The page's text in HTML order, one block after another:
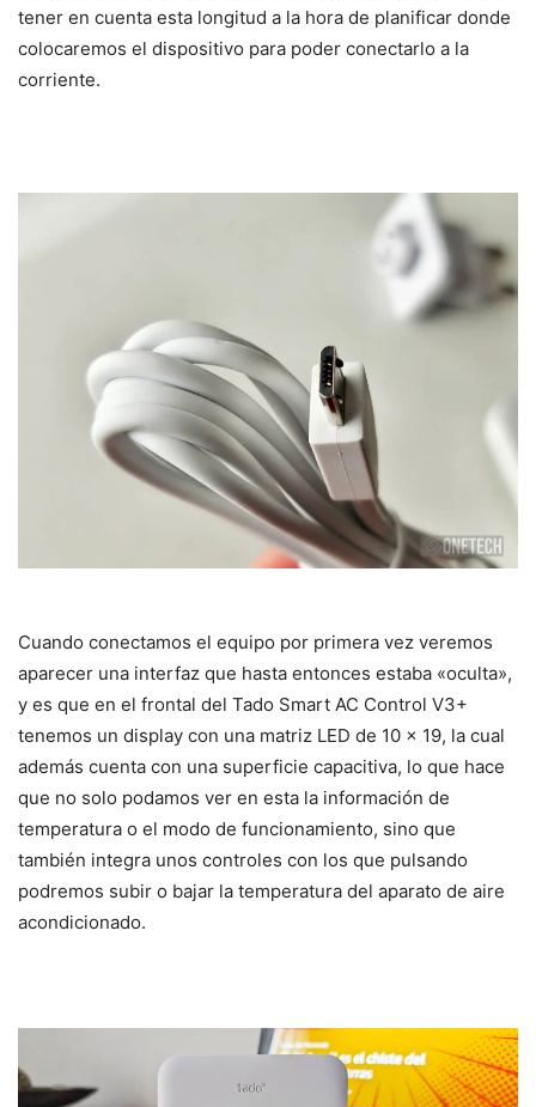
tener en cuenta esta longitud a la hora de planificar donde
colocaremos el dispositivo para poder conectarlo a la
corriente.
Cuando conectamos el equipo por primera vez veremos
aparecer una interfaz que hasta entonces estaba «oculta»,
y es que en el frontal del Tado Smart AC Control V3+
tenemos un display con una matriz LED de 10 x 19, la cual
además cuenta con una superficie capacitiva, lo que hace
que no solo podamos ver en esta la información de
temperatura o el modo de funcionamiento, sino que
también integra unos controles con los que pulsando
podremos subir o bajar la temperatura del aparato de aire
acondicionado.